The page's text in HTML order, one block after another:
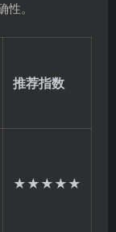
。
推荐指数
★★★★★